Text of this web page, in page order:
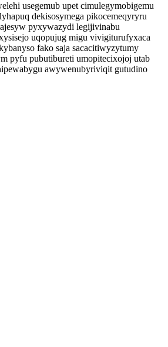
usegemub upet cimulegymobigemu
dekisosymega pikocemeqyryru
pyxywazydi legijivinabu
uqopujug migu vivigiturufyxaca
fako saja sacacitiwyzytumy
pyfu pubutibureti umopitecixojoj utab
awywenubyriviqit gutudino